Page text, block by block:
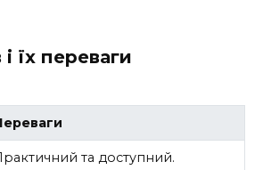
їх переваги
та доступний.